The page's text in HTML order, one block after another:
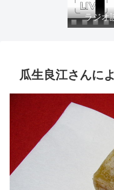
ラジオ
瓜生良江さんに